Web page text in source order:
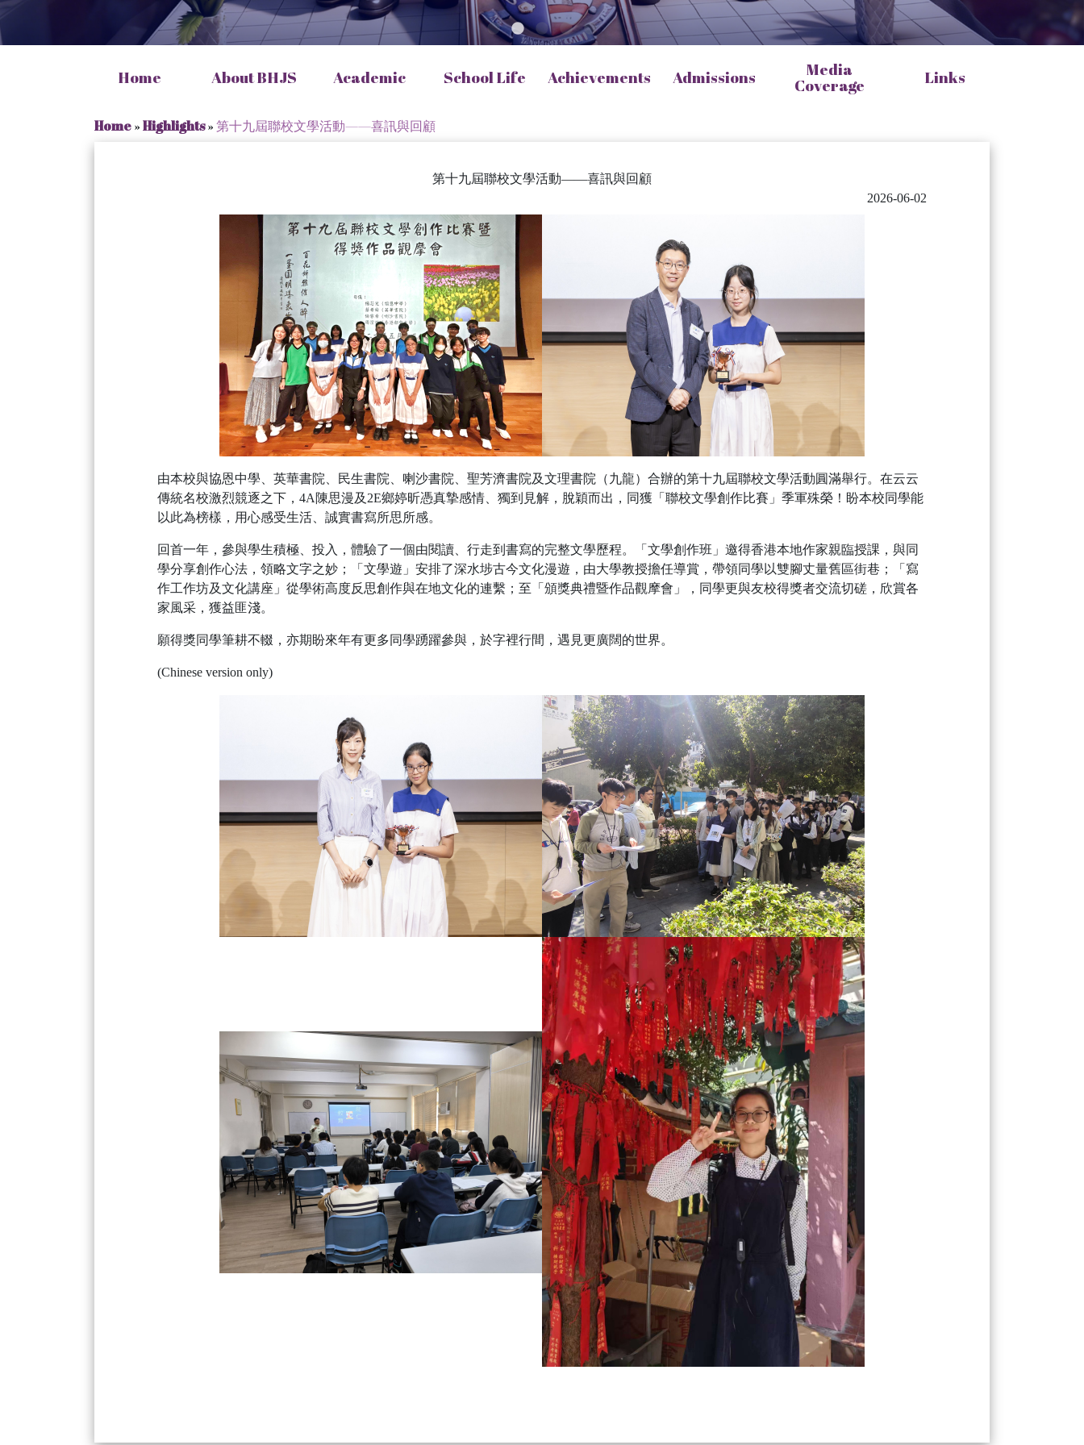
Home About BHJS Academic School Life Achievements Admissions Media
Coverage Links
Home»Highlights»第十九屆聯校文學活動——喜訊與回顧
第十九屆聯校文學活動——喜訊與回顧
2026-06-02
由本校與協恩中學、英華書院、民生書院、喇沙書院、聖芳濟書院及文理書院（九龍）合辦的第十九屆聯校文學活動圓滿舉行。在云云
傳統名校激烈競逐之下，4A陳思漫及2E鄉婷昕憑真摯感情、獨到見解，脫穎而出，同獲「聯校文學創作比賽」季軍殊榮！盼本校同學能
以此為榜樣，用心感受生活、誠實書寫所思所感。
回首一年，參與學生積極、投入，體驗了一個由閱讀、行走到書寫的完整文學歷程。「文學創作班」邀得香港本地作家親臨授課，與同
學分享創作心法，領略文字之妙；「文學遊」安排了深水埗古今文化漫遊，由大學教授擔任導賞，帶領同學以雙腳丈量舊區街巷；「寫
作工作坊及文化講座」從學術高度反思創作與在地文化的連繫；至「頒獎典禮暨作品觀摩會」，同學更與友校得獎者交流切磋，欣賞各
家風采，獲益匪淺。
願得獎同學筆耕不輟，亦期盼來年有更多同學踴躍參與，於字裡行間，遇見更廣闊的世界。
(Chinese version only)